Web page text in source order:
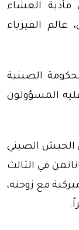
مأدبة العشاء
الفيزياء
الصينية
المسؤولون
الجيش الصيني
في الثالث
مع زوجته،